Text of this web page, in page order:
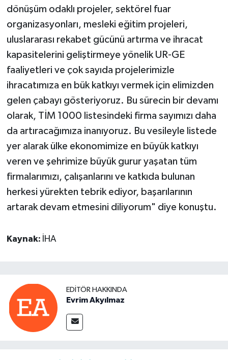
dönüşüm odaklı projeler, sektörel fuar
organizasyonları, mesleki eğitim projeleri,
uluslararası rekabet gücünü artırma ve ihracat
kapasitelerini geliştirmeye yönelik UR-GE
faaliyetleri ve çok sayıda projelerimizle
ihracatımıza en bük katkıyı vermek için elimizden
gelen çabayı gösteriyoruz. Bu sürecin bir devamı
olarak, TİM 1000 listesindeki firma sayımızı daha
da artıracağımıza inanıyoruz. Bu vesileyle listede
yer alarak ülke ekonomimize en büyük katkıyı
veren ve şehrimize büyük gurur yaşatan tüm
firmalarımızı, çalışanlarını ve katkıda bulunan
herkesi yürekten tebrik ediyor, başarılarının
artarak devam etmesini diliyorum" diye konuştu.
Kaynak: İHA
EDITÖR HAKKINDA
Evrim Akyılmaz